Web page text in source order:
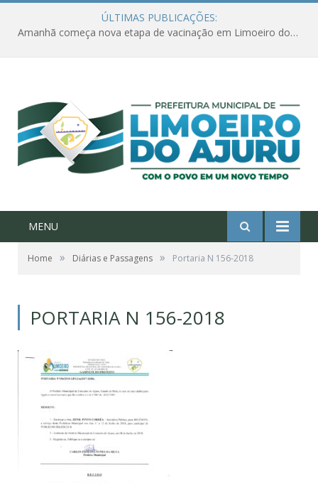
ÚLTIMAS PUBLICAÇÕES:
Amanhã começa nova etapa de vacinação em Limoeiro do Ajuru para idosos com 65 ou mais
MENU
Home » Diárias e Passagens » Portaria N 156-2018
PORTARIA N 156-2018